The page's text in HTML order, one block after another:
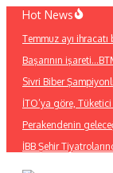
İçeriğe
Hot News
Temmuz ayı
Başarının
Sivri Biber
İTO’ya göre,
Perakendenin
İBB Şehir